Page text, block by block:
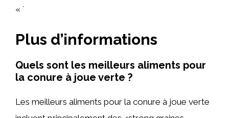
« `
Plus d’informations
Quels sont les meilleurs aliments pour
la conure à joue verte ?
Les meilleurs aliments pour la conure à joue verte